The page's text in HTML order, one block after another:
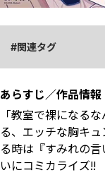
関連タグ
あらすじ／作品情報
「教室で裸になる
る、エッチな胸キ
る時は『すみれの
いにコミカライズ!!